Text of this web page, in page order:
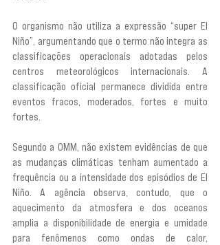
O organismo não utiliza a expressão “super El
Niño”, argumentando que o termo não integra as
classificações operacionais adotadas pelos
centros meteorológicos internacionais. A
classificação oficial permanece dividida entre
eventos fracos, moderados, fortes e muito
fortes.
Segundo a OMM, não existem evidências de que
as mudanças climáticas tenham aumentado a
frequência ou a intensidade dos episódios de El
Niño. A agência observa, contudo, que o
aquecimento da atmosfera e dos oceanos
amplia a disponibilidade de energia e umidade
para fenômenos como ondas de calor,